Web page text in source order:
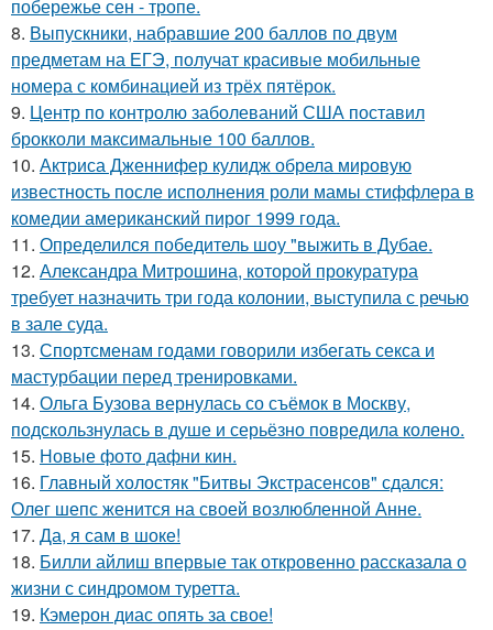
побережье сен - тропе.
8. Выпускники, набравшие 200 баллов по двум
предметам на ЕГЭ, получат красивые мобильные
номера с комбинацией из трёх пятёрок.
9. Центр по контролю заболеваний США поставил
брокколи максимальные 100 баллов.
10. Актриса Дженнифер кулидж обрела мировую
известность после исполнения роли мамы стиффлера в
комедии американский пирог 1999 года.
11. Определился победитель шоу "выжить в Дубае.
12. Александра Митрошина, которой прокуратура
требует назначить три года колонии, выступила с речью
в зале суда.
13. Спортсменам годами говорили избегать секса и
мастурбации перед тренировками.
14. Ольга Бузова вернулась со съёмок в Москву,
подскользнулась в душе и серьёзно повредила колено.
15. Новые фото дафни кин.
16. Главный холостяк "Битвы Экстрасенсов" сдался:
Олег шепс женится на своей возлюбленной Анне.
17. Да, я сам в шоке!
18. Билли айлиш впервые так откровенно рассказала о
жизни с синдромом туретта.
19. Кэмерон диас опять за свое!